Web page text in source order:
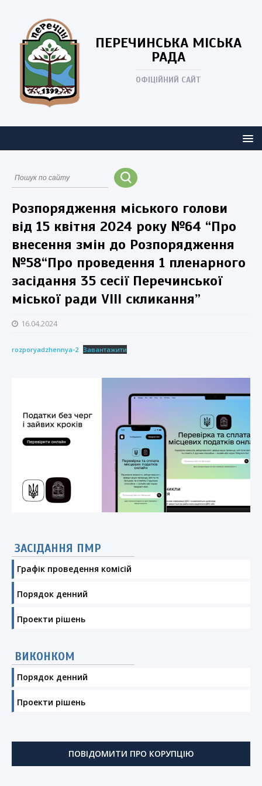
ПЕРЕЧИНСЬКА МІСЬКА
РАДА
ОФІЦІЙНИЙ САЙТ
Розпорядження міського голови
від 15 квітня 2024 року №64 “Про
внесення змін до Розпорядження
№58“Про проведення 1 пленарного
засідання 35 сесії Перечинської
міської ради VIII скликання”
16.04.2024
rozporyadzhennya-2 Завантажити
ЗАСІДАННЯ ПМР
Графік проведення комісій
Порядок денний
Проекти рішень
ВИКОНКОМ
Порядок денний
Проекти рішень
ПОВІДОМИТИ ПРО КОРУПЦІЮ